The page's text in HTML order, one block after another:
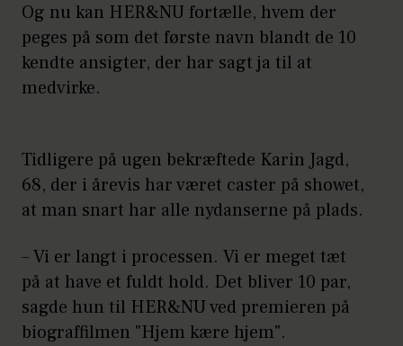
Og nu kan HER&NU fortælle, hvem der
peges på som det første navn blandt de 10
kendte ansigter, der har sagt ja til at
medvirke.
Tidligere på ugen bekræftede Karin Jagd,
68, der i årevis har været caster på showet,
at man snart har alle nydanserne på plads.
– Vi er langt i processen. Vi er meget tæt
på at have et fuldt hold. Det bliver 10 par,
sagde hun til HER&NU ved premieren på
biograffilmen "Hjem kære hjem".